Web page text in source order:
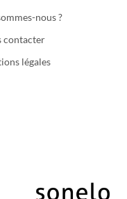
nous ?
contacter
légales